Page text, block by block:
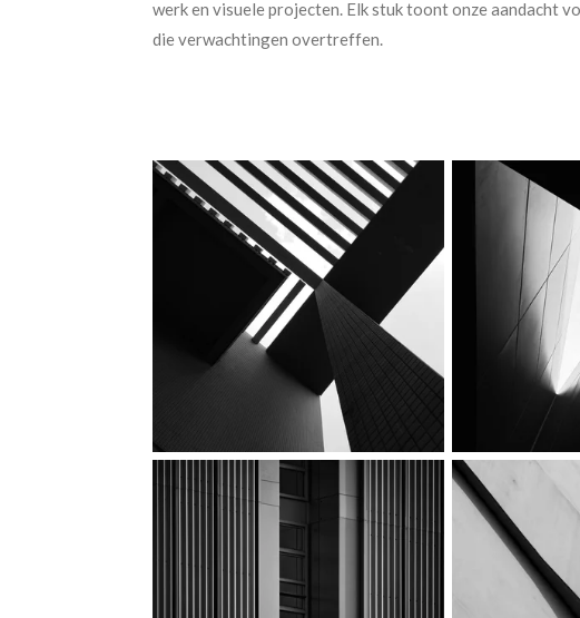
werk en visuele projecten. Elk stuk toont onze aandacht
die verwachtingen overtreffen.